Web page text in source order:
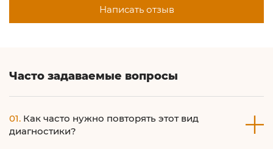
Написать отзыв
Часто задаваемые вопросы
01. Как часто нужно повторять этот вид
диагностики?